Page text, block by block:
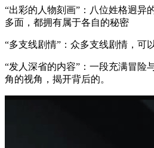
“出彩的人物刻画”：八位姓格迥异
多面，都拥有属于各自的秘密
“多支线剧情”：众多支线剧情，可
“发人深省的内容”：一段充满冒险
角的视角，揭开背后的。